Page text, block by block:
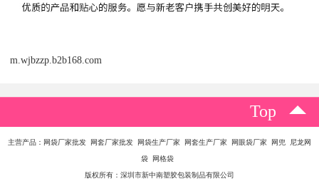
m.wjbzzp.b2b168.com
Top
主营产品：网袋厂家批发 网套厂家批发 网袋生产厂家 网套生产厂家 网眼袋厂家 网兜 尼龙网
袋 网格袋
版权所有：深圳市新中南塑胶包装制品有限公司